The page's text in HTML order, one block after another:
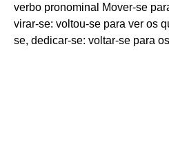
verbo pronominal Mover-se
virar-se: voltou-se para ver os
se, dedicar-se: voltar-se para